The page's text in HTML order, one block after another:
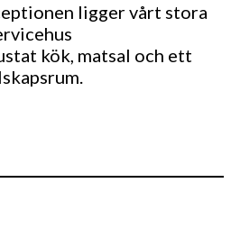
ligger vårt stora
kök, matsal och ett